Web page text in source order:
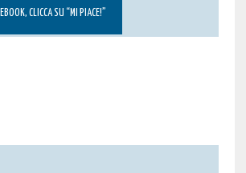
CLICCA SU “MI PIACE!”